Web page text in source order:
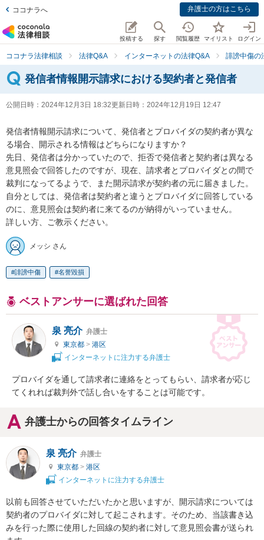
ココナラへ 弁護士の方はこちら
投稿する 探す 閲覧履歴 マイリスト ログイン
ココナラ法律相談 法律Q&A インターネットの法律Q&A 誹謗中傷の
発信者情報開示請求における契約者と発信者
公開日時： 2024年12月3日 18:32更新日時： 2024年12月19日 12:47
発信者情報開示請求について、発信者とプロバイダの契約者が異な
る場合、開示される情報はどちらになりますか？
先日、発信者は分かっていたので、拒否で発信者と契約者は異なる
意見照会で回答したのですが、現在、請求者とプロバイダとの間で
裁判になってるようで、また開示請求が契約者の元に届きました。
自分としては、発信者は契約者と違うとプロバイダに回答している
のに、意見照会は契約者に来てるのが納得がいっていません。
詳しい方、ご教示ください。
メッシ さん
誹謗中傷 名誉毀損
ベストアンサーに選ばれた回答
泉 亮介 弁護士
東京都 > 港区
インターネットに注力する弁護士
プロバイダを通して請求者に連絡をとってもらい、請求者が応じ
てくれれば裁判外で話し合いをすることは可能です。
弁護士からの回答タイムライン
泉 亮介 弁護士
東京都 > 港区
インターネットに注力する弁護士
以前も回答させていただいたかと思いますが、開示請求については
契約者のプロバイダに対して起こされます。そのため、当該書き込
みを行った際に使用した回線の契約者に対して意見照会書が送られ